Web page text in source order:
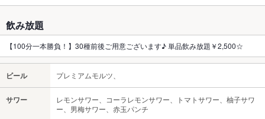
飲み放題
【100分一本勝負！】30種前後ご用意ございます♪ 単品飲み放題￥2,500☆
ビール プレミアムモルツ、
サワー
レモンサワー、コーラレモンサワー、トマトサワー、柚子サワ
ー、男梅サワー、赤玉パンチ